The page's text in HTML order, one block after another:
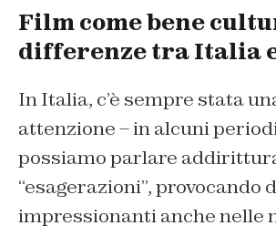
Film come bene
differenze tra Italia
In Italia, c’è sempre stata
attenzione – in alcuni
possiamo parlare
“esagerazioni”, provocando
impressionanti anche nelle